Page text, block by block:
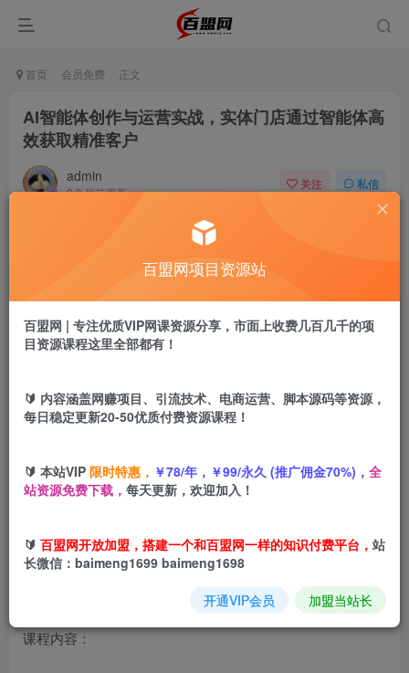
首页 会员免费 正文
AI智能体创作与运营实战，实体门店通过智能体高
效获取精准客户
admin
9个月前更新
关注 私信
盟币 9.9
立即购买
AI智能体创作与运营实战，实体门店通过智能体高效获取精
课程内容：
百盟网项目资源站
百盟网 | 专注优质VIP网课资源分享，市面上收费几百几千的项
目资源课程这里全部都有！
🔰 内容涵盖网赚项目、引流技术、电商运营、脚本源码等资源，
每日稳定更新20-50优质付费资源课程！
🔰 本站VIP 限时特惠， ￥78/年，￥99/永久 (推广佣金70%)， 全
站资源免费下载， 每天更新，欢迎加入！
🔰 百盟网开放加盟，搭建一个和百盟网一样的知识付费平台， 站
长微信：baimeng1699 baimeng1698
开通VIP会员 加盟当站长